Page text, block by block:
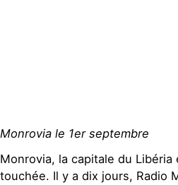
Monrovia le 1er septembre
Monrovia, la capitale du Libéria
touchée. Il y a dix jours, Radio